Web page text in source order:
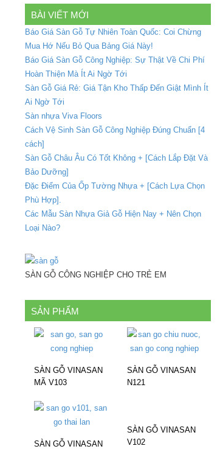
BÀI VIẾT MỚI
Báo Giá Sàn Gỗ Tự Nhiên Toàn Quốc: Coi Chừng
Mua Hớ Nếu Bỏ Qua Bảng Giá Này!
Báo Giá Sàn Gỗ Công Nghiệp: Sự Thật Về Chi Phí
Hoàn Thiện Mà Ít Ai Ngờ Tới
Sàn Gỗ Giá Rẻ: Giá Tận Kho Thấp Đến Giật Mình Ít
Ai Ngờ Tới
Sàn nhựa Viva Floors
Cách Vệ Sinh Sàn Gỗ Công Nghiệp Đúng Chuẩn [4
cách]
Sàn Gỗ Châu Âu Có Tốt Không + [Cách Lắp Đặt Và
Bảo Dưỡng]
Đặc Điểm Của Ốp Tường Nhựa + [Cách Lựa Chọn
Phù Hợp].
Các Mẫu Sàn Nhựa Giả Gỗ Hiện Nay + Nên Chọn
Loại Nào?
SÀN GỖ CÔNG NGHIỆP CHO TRẺ EM
SẢN PHẨM
SÀN GỖ VINASAN
MÃ V103
SÀN GỖ VINASAN
N121
SÀN GỖ VINASAN
SÀN GỖ VINASAN
V102